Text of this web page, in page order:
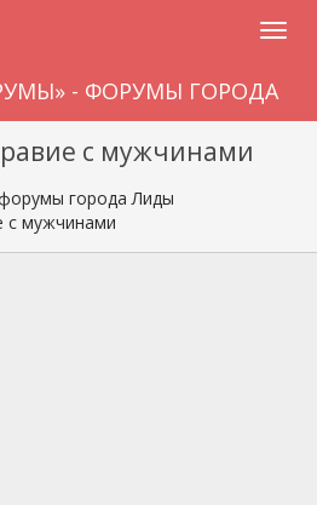
- ФОРУМЫ ГОРОДА
с мужчинами
города Лиды
с мужчинами